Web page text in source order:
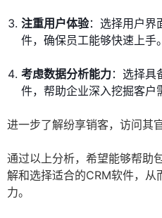
注重用户体验：选择用户界
件，确保员工能够快速上手。
考虑数据分析能力：选择具
件，帮助企业深入挖掘客户
进一步了解纷享销客，访问其官
通过以上分析，希望能够帮助
解和选择适合的CRM软件，从
力。